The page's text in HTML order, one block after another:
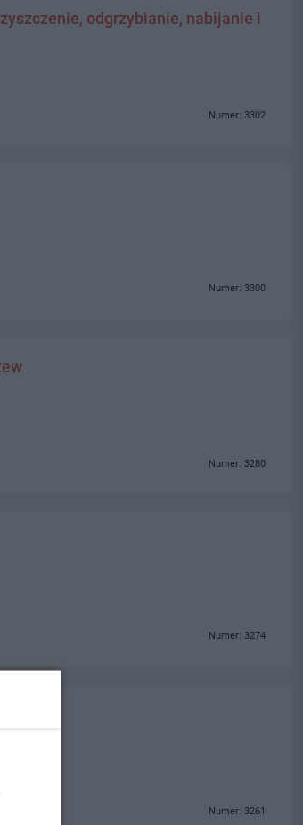
odgrzybianie, nabijanie i
Numer: 3302
Numer: 3300
Numer: 3280
Numer: 3274
Numer: 3261